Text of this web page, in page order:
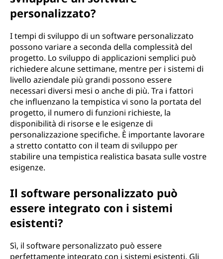
personalizzato?
I tempi di sviluppo di un software personalizzato
possono variare a seconda della complessità del
progetto. Lo sviluppo di applicazioni semplici può
richiedere alcune settimane, mentre per i sistemi di
livello aziendale più grandi possono essere
necessari diversi mesi o anche di più. Tra i fattori
che influenzano la tempistica vi sono la portata del
progetto, il numero di funzioni richieste, la
disponibilità di risorse e le esigenze di
personalizzazione specifiche. È importante lavorare
a stretto contatto con il team di sviluppo per
stabilire una tempistica realistica basata sulle vostre
esigenze.
Il software personalizzato può
essere integrato con i sistemi
esistenti?
Sì, il software personalizzato può essere
perfettamente integrato con i sistemi esistenti. Gli